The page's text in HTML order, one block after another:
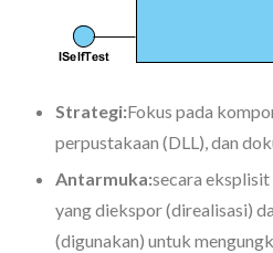
Strategi:Fokus pada
perpustakaan (DLL), dan
Antarmuka:secara
yang diekspor (direalisasi)
(digunakan) untuk